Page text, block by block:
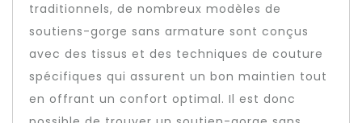
traditionnels, de nombreux modèles de
soutiens-gorge sans armature sont conçus
avec des tissus et des techniques de couture
spécifiques qui assurent un bon maintien tout
en offrant un confort optimal. Il est donc